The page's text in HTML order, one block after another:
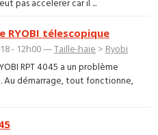
pas accelerer car il ...
RYOBI télescopique
- 12h00 —Taille-haie > Ryobi
RPT 4045 a un problème
Au démarrage, tout fonctionne,